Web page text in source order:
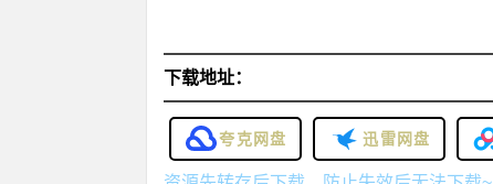
下载地址：
夸克网盘 迅雷网盘